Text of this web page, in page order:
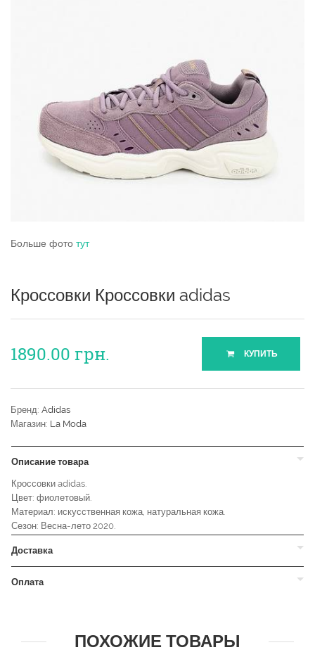
Больше фото тут
Кроссовки Кроссовки adidas
1890.00 грн. КУПИТЬ
Бренд: Adidas
Магазин: La Moda
Описание товара
Кроссовки adidas.
Цвет: фиолетовый.
Материал: искусственная кожа, натуральная кожа.
Сезон: Весна-лето 2020.
Доставка
Оплата
ПОХОЖИЕ ТОВАРЫ